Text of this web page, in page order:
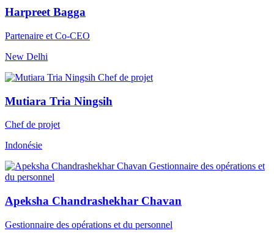
Harpreet Bagga
Partenaire et Co-CEO
New Delhi
Mutiara Tria Ningsih
Chef de projet
Indonésie
Apeksha Chandrashekhar Chavan
Gestionnaire des opérations et du personnel